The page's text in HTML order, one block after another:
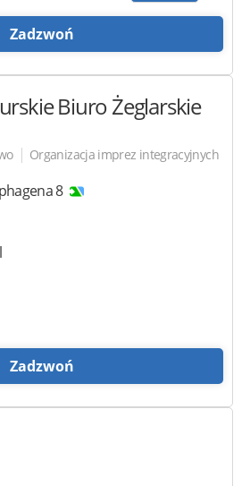
Zadzwoń
Biuro Żeglarskie
| Organizacja imprez integracyjnych
8
Zadzwoń